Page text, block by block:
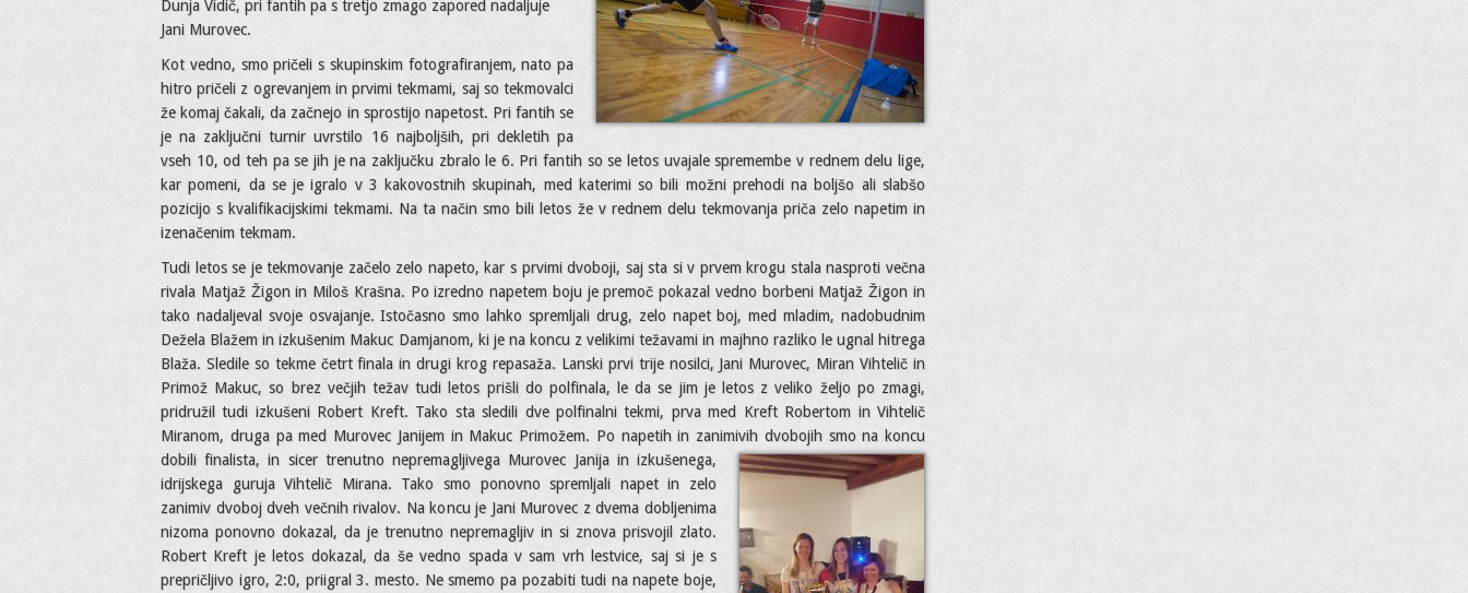
Dunja Vidič, pri fantih pa s tretjo zmago zapored nadaljuje
Jani Murovec.
Kot vedno, smo pričeli s skupinskim fotografiranjem, nato pa
hitro pričeli z ogrevanjem in prvimi tekmami, saj so tekmovalci
že komaj čakali, da začnejo in sprostijo napetost. Pri fantih se
je na zaključni turnir uvrstilo 16 najboljših, pri dekletih pa
vseh 10, od teh pa se jih je na zaključku zbralo le 6. Pri fantih so se letos uvajale spremembe v rednem delu lige,
kar pomeni, da se je igralo v 3 kakovostnih skupinah, med katerimi so bili možni prehodi na boljšo ali slabšo
pozicijo s kvalifikacijskimi tekmami. Na ta način smo bili letos že v rednem delu tekmovanja priča zelo napetim in
izenačenim tekmam.
Tudi letos se je tekmovanje začelo zelo napeto, kar s prvimi dvoboji, saj sta si v prvem krogu stala nasproti večna
rivala Matjaž Žigon in Miloš Krašna. Po izredno napetem boju je premoč pokazal vedno borbeni Matjaž Žigon in
tako nadaljeval svoje osvajanje. Istočasno smo lahko spremljali drug, zelo napet boj, med mladim, nadobudnim
Dežela Blažem in izkušenim Makuc Damjanom, ki je na koncu z velikimi težavami in majhno razliko le ugnal hitrega
Blaža. Sledile so tekme četrt finala in drugi krog repasaža. Lanski prvi trije nosilci, Jani Murovec, Miran Vihtelič in
Primož Makuc, so brez večjih težav tudi letos prišli do polfinala, le da se jim je letos z veliko željo po zmagi,
pridružil tudi izkušeni Robert Kreft. Tako sta sledili dve polfinalni tekmi, prva med Kreft Robertom in Vihtelič
Miranom, druga pa med Murovec Janijem in Makuc Primožem. Po napetih in zanimivih dvobojih smo na koncu
dobili finalista, in sicer trenutno nepremagljivega Murovec Janija in izkušenega,
idrijskega guruja Vihtelič Mirana. Tako smo ponovno spremljali napet in zelo
zanimiv dvoboj dveh večnih rivalov. Na koncu je Jani Murovec z dvema dobljenima
nizoma ponovno dokazal, da je trenutno nepremagljiv in si znova prisvojil zlato.
Robert Kreft je letos dokazal, da še vedno spada v sam vrh lestvice, saj si je s
prepričljivo igro, 2:0, priigral 3. mesto. Ne smemo pa pozabiti tudi na napete boje,